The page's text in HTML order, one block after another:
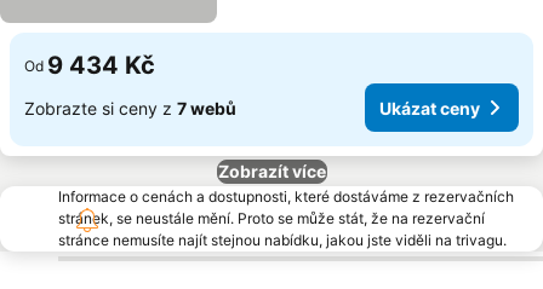
Od 9 434 Kč
Zobrazte si ceny z 7 webů Ukázat ceny
Zobrazít více
Informace o cenách a dostupnosti, které dostáváme z rezervačních
stránek, se neustále mění. Proto se může stát, že na rezervační
stránce nemusíte najít stejnou nabídku, jakou jste viděli na trivagu.